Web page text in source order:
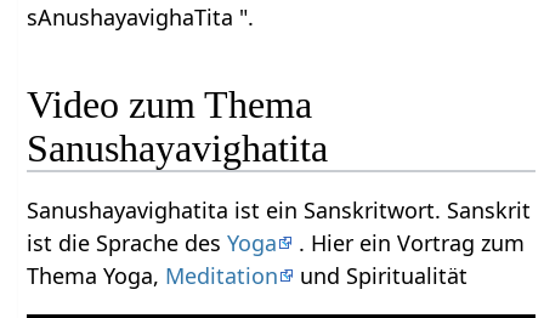
sAnushayavighaTita ".
Video zum Thema
Sanushayavighatita
Sanushayavighatita ist ein Sanskritwort. Sanskrit
ist die Sprache desYoga
. Hier ein Vortrag zum
Thema Yoga, Meditation und Spiritualität